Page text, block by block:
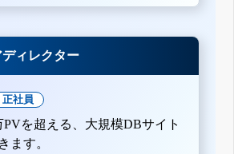
ィレクター
正社員
PVを超える、大規模DBサイト
ます。